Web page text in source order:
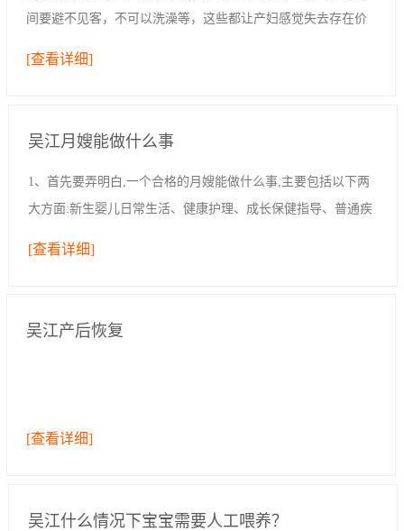
间要避不见客，不可以洗澡等，这些都让产妇感觉失去存在价
[查看详细]
吴江月嫂能做什么事
1、首先要弄明白,一个合格的月嫂能做什么事,主要包括以下两
大方面:新生婴儿日常生活、健康护理、成长保健指导、普通疾
[查看详细]
吴江产后恢复
[查看详细]
吴江什么情况下宝宝需要人工喂养？